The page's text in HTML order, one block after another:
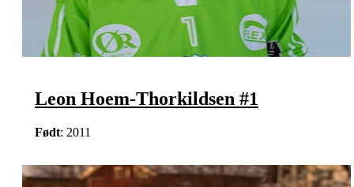
Leon Hoem-Thorkildsen #1
Født: 2011